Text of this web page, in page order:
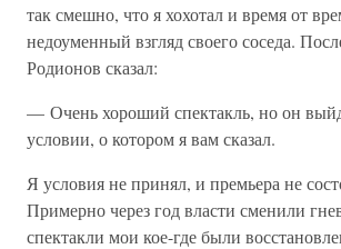
так смешно, что я хохотал и время от
недоуменный взгляд своего соседа.
Родионов сказал:
— Очень хороший спектакль, но он
условии, о котором я вам сказал.
Я условия не принял, и премьера не
Примерно через год власти сменили
спектакли мои кое-где были